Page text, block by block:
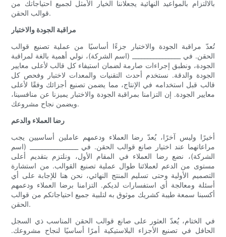
بالالتزام بالمواعيد النهائية يجعلاننا الخيار الأمثل لجميع احتياجاتك من
قوالب الحقن.
مراقبة الجودة والاختبار
تُعدّ مراقبة الجودة والاختبار جزءًا أساسيًا من عملية تصنيع قوالب
الحقن. في ________________ (اسم الشركة)، نولي أهمية بالغة لمراقبة
الجودة، ونطبق إجراءات صارمة لضمان استيفاء كل قالب لأعلى معايير
الجودة والدقة. نستخدم أحدث التقنيات والمعدات لاختبار وفحص كل
قالب قبل استخدامه في الإنتاج، مما يضمن تصنيع أجزائك وفقًا لأعلى
معايير الجودة. إن التزامنا بمراقبة الجودة والاختبار يميزنا عن منافسينا،
ويضمن نجاح مشروعك.
رضا العملاء والدعم
أخيرًا وليس آخرًا، يُعدّ رضا العملاء ودعمهم عاملين أساسيين يجب
مراعاتهما عند اختيار صانع قوالب الحقن. في ________________ (اسم
الشركة)، نضع رضا العملاء في المقام الأول، ونلتزم بتقديم أعلى
مستوى من الدعم لعملائنا طوال عملية تصنيع القوالب. من استشارة
التصميم الأولية وحتى تسليم المنتج النهائي، نحن هنا للإجابة على أي
أسئلة ومعالجة أي استفسارات لديكم. التزامنا برضا العملاء ودعمهم
أكسبنا سمعة طيبة كشريك موثوق به لتلبية جميع احتياجاتكم من قوالب
الحقن.
في الختام، يُعدّ العثور على صانع قوالب الحقن المناسب ذي السجل
الحافل في تصنيع الأجزاء البلاستيكية أمرًا أساسيًا لنجاح مشروعك.